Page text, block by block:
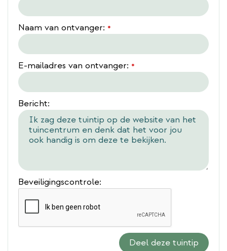
Naam van ontvanger: *
E-mailadres van ontvanger: *
Bericht:
Beveiligingscontrole: